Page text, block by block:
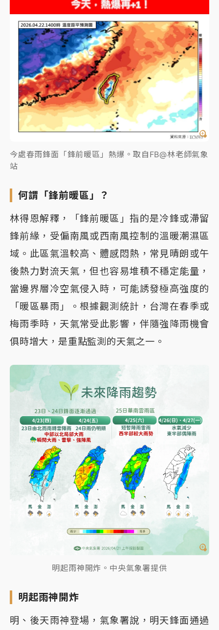
今處春雨鋒面「鋒前暖區」熱爆。取自FB@林老師氣象
站
何謂「鋒前暖區」？
林得恩解釋，「鋒前暖區」指的是冷鋒或滯留
鋒前緣，受偏南風或西南風控制的溫暖潮濕區
域。此區氣溫較高、體感悶熱，常見晴朗或午
後熱力對流天氣，但也容易堆積不穩定能量，
當邊界層冷空氣侵入時，可能誘發極高強度的
「暖區暴雨」。根據觀測統計，台灣在春季或
梅雨季時，天氣常受此影響，伴隨強降雨機會
俱時增大，是重點監測的天氣之一。
明起雨神開炸。中央氣象署提供
明起雨神開炸
明、後天雨神登場，氣象署說，明天鋒面通過